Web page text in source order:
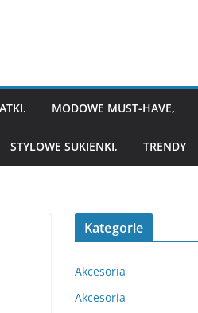
MODOWE MUST-HAVE,
STYLOWE SUKIENKI, TRENDY
Kategorie
Akcesoria
Akcesoria